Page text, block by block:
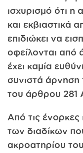
ισχυρισμό ότι η
και εκβιαστικά
επιδιώκει να
οφείλονται από
έχει καμία
συνιστά άρνηση
του άρθρου 281
Από τις
των διαδίκων
ακροατηρίου